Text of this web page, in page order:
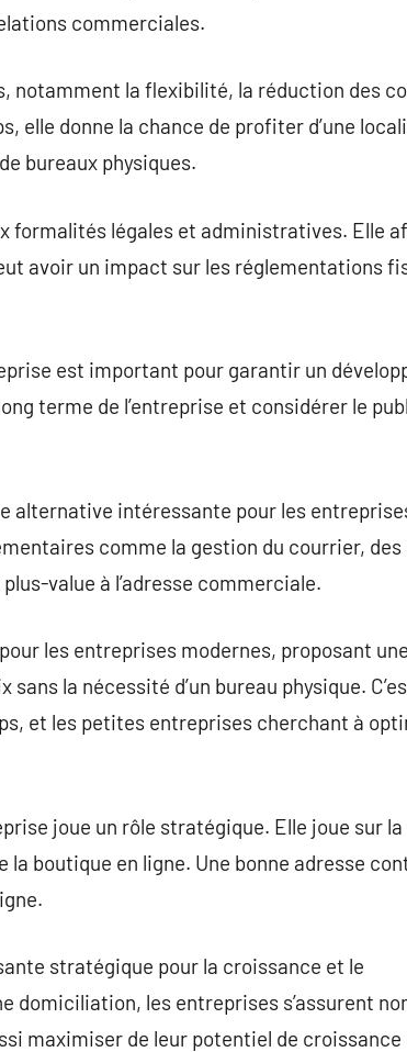
commerciales.
notamment la flexibilité, la réduction des
elle donne la chance de profiter d’une
bureaux physiques.
formalités légales et administratives. Elle
avoir un impact sur les réglementations
est important pour garantir un
terme de l’entreprise et considérer le
alternative intéressante pour les
comme la gestion du courrier, des
value à l’adresse commerciale.
les entreprises modernes, proposant une
la nécessité d’un bureau physique.
et les petites entreprises cherchant à
joue un rôle stratégique. Elle joue sur la
boutique en ligne. Une bonne adresse
stratégique pour la croissance et le
domiciliation, les entreprises s’assurent
maximiser de leur potentiel de croissance